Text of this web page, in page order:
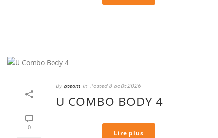
0
Byqteam In Posted8 août 2026
U COMBO BODY 4
Lire plus